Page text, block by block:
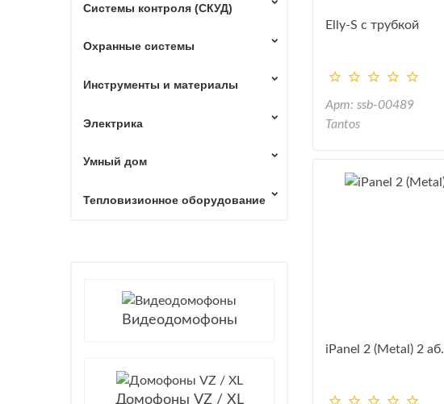
Системы контроля (СКУД)
Охранные системы
Инструменты и материалы
Электрика
Умный дом
Тепловизионное оборудование
Видеодомофоны
Домофоны VZ / XL
Elly-S с трубкой
Арт: ssb-00489
Tantos
iPanel 2 (Metal) 2 аб.